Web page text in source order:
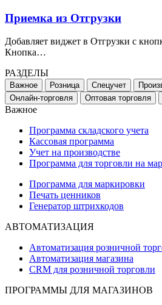
Приемка из Отгрузки
Добавляет виджет в Отгрузки с
Кнопка…
РАЗДЕЛЫ
Важное Розница Спецучет
Онлайн-торговля
Оптовая торговля
Важное
Программа складского учета
Кассовая программа
Учет на производстве
Программа для торговли на
Программа для маркировки
Печать ценников
Генератор штрихкодов
АВТОМАТИЗАЦИЯ
Автоматизация розничной
Автоматизация магазина
CRM для розничной торговли
ПРОГРАММЫ ДЛЯ МАГАЗИНОВ